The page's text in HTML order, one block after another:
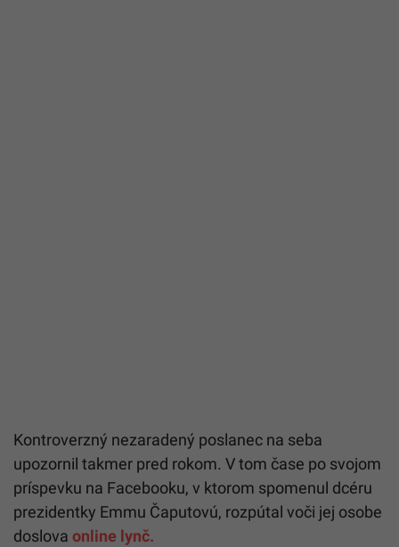
Kontroverzný nezaradený poslanec na seba
upozornil takmer pred rokom. V tom čase po svojom
príspevku na Facebooku, v ktorom spomenul dcéru
prezidentky Emmu Čaputovú, rozpútal voči jej osobe
doslova online lynč.